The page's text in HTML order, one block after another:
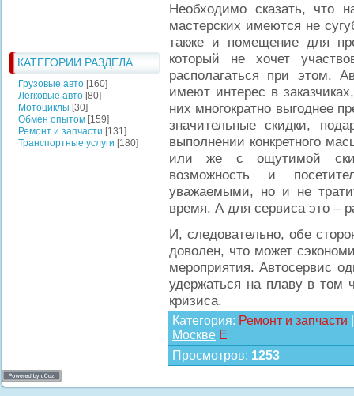
КАТЕГОРИИ РАЗДЕЛА
Грузовые авто [160]
Легковые авто [80]
Мотоциклы [30]
Обмен опытом [159]
Ремонт и запчасти [131]
Транспортные услуги [180]
Необходимо сказать, что
мастерских имеются не
также и помещение для
который не хочет
располагаться при этом.
имеют интерес в
них многократно выгоднее
значительные скидки,
выполнении конкретного
или же с ощутимой
возможность и
уважаемыми, но и не
время. А для сервиса это –
И, следовательно, обе
доволен, что может
мероприятия. Автосервис
удержаться на плаву в том
кризиса.
Категория: Ремонт и запчасти
Москве E
Просмотров: 1253